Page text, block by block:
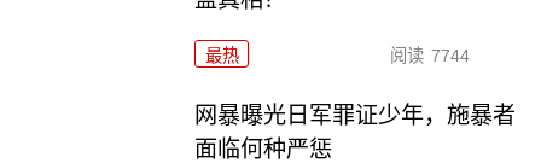
最热 阅读 7744
网暴曝光日军罪证少年，施暴者
面临何种严惩